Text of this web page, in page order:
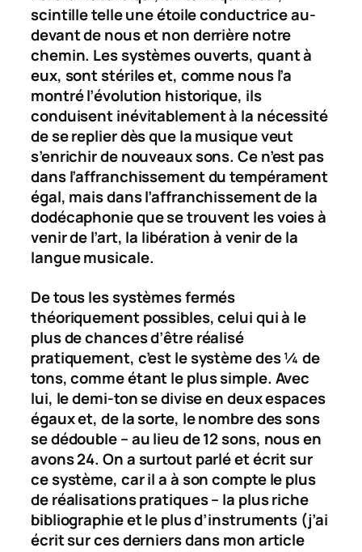
scintille telle une étoile conductrice au-
devant de nous et non derrière notre
chemin. Les systèmes ouverts, quant à
eux, sont stériles et, comme nous l’a
montré l’évolution historique, ils
conduisent inévitablement à la nécessité
de se replier dès que la musique veut
s’enrichir de nouveaux sons. Ce n’est pas
dans l’affranchissement du tempérament
égal, mais dans l’affranchissement de la
dodécaphonie que se trouvent les voies à
venir de l’art, la libération à venir de la
langue musicale.
De tous les systèmes fermés
théoriquement possibles, celui qui à le
plus de chances d’être réalisé
pratiquement, c’est le système des ¼ de
tons, comme étant le plus simple. Avec
lui, le demi-ton se divise en deux espaces
égaux et, de la sorte, le nombre des sons
se dédouble – au lieu de 12 sons, nous en
avons 24. On a surtout parlé et écrit sur
ce système, car il a à son compte le plus
de réalisations pratiques – la plus riche
bibliographie et le plus d’instruments (j’ai
écrit sur ces derniers dans mon article